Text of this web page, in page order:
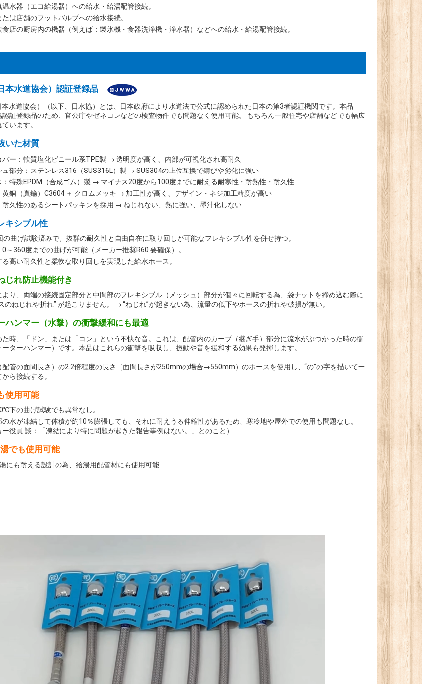
温水器（エコ給湯器）への給水・給湯配管接続。
は店舗のフットバルブへの給水接続。
食店の厨房内の機器（例えば：製氷機・食器洗浄機・浄水器）などへの給水・給湯配管接続。
本水道協会）認証登録品
本水道協会）（以下、日水協）とは、日本政府により水道法で公式に認められた日本の第3者認証機関です。本品
認証登録品のため、官公庁やゼネコンなどの検査物件でも問題なく使用可能。 もちろん一般住宅や店舗などでも幅広
います。
いた材質
バー：軟質塩化ビニール系TPE製 → 透明度が高く、内部が可視化され高耐久
ュ部分：ステンレス316（SUS316L）製 → SUS304の上位互換で錆びや劣化に強い
：特殊EPDM（合成ゴム）製 → マイナス20度から100度までに耐える耐寒性・耐熱性・耐久性
黄銅（真鍮）C3604 ＋ クロムメッキ → 加工性が高く、デザイン・ネジ加工精度が高い
耐久性のあるシートパッキンを採用 → ねじれない、熱に強い、墨汁化しない
キシブル性
の曲げ試験済みで、抜群の耐久性と自由自在に取り回しが可能なフレキシブル性を併せ持つ。
0～360度までの曲げが可能（メーカー推奨R60 要確保）。
る高い耐久性と柔軟な取り回しを実現した給水ホース。
じれ防止機能付き
より、両端の接続固定部分と中間部のフレキシブル（メッシュ）部分が個々に回転する為、袋ナットを締め込む際に
のねじれや折れ” が起こりません。 → “ねじれ”が起きない為、流量の低下やホースの折れや破損が無い。
ハンマー（水撃）の衝撃緩和にも最適
た時、「ドン」または「コン」という不快な音。これは、配管内のカーブ（継ぎ手）部分に流水がぶつかった時の衝
ーターハンマー）です。本品はこれらの衝撃を吸収し、振動や音を緩和する効果も発揮します。
配管の面間長さ）の2.2倍程度の長さ（面間長さが250mmの場合→550mm）のホースを使用し、“の”の字を描いて一
ら接続する。
使用可能
下の曲げ試験でも異常なし。
の水が凍結して体積が約10％膨張しても、それに耐えうる伸縮性があるため、寒冷地や屋外での使用も問題なし。
役員 談：「凍結により特に問題が起きた報告事例はない。」とのこと）
でも使用可能
にも耐える設計の為、給湯用配管材にも使用可能